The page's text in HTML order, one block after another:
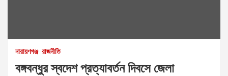
নারায়ণগঞ্জ রাজনীতি
বঙ্গবন্ধুর স্বদেশ প্রত্যাবর্তন দিবসে জেলা